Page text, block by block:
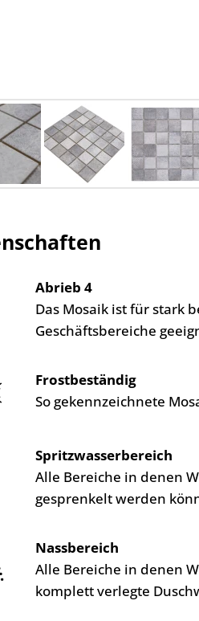
Abrieb 4
Das Mosaik ist für stark
Geschäftsbereiche
Frostbeständig
So gekennzeichnete
Spritzwasserbereich
Alle Bereiche in denen
gesprenkelt werden
Nassbereich
Alle Bereiche in denen
komplett verlegte